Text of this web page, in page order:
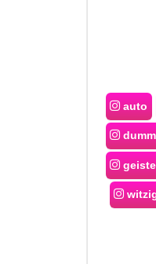
auto